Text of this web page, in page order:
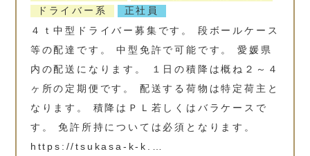
ドライバー系
正社員
４ｔ中型ドライバー募集です。 段ボールケース
等の配達です。 中型免許で可能です。 愛媛県
内の配送になります。 １日の積降は概ね２～４
ヶ所の定期便です。 配送する荷物は特定荷主と
なります。 積降はＰＬ若しくはバラケースで
す。 免許所持については必須となります。
https://tsukasa-k-k.…